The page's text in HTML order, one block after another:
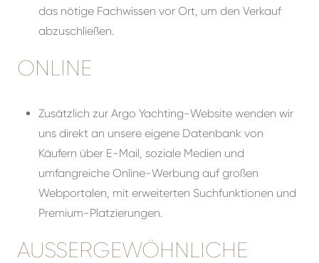
das nötige Fachwissen vor Ort, um den Verkauf
abzuschließen.
ONLINE
Zusätzlich zur Argo Yachting-Website wenden wir
uns direkt an unsere eigene Datenbank von
Käufern über E-Mail, soziale Medien und
umfangreiche Online-Werbung auf großen
Webportalen, mit erweiterten Suchfunktionen und
Premium-Platzierungen.
AUSSERGEWÖHNLICHE